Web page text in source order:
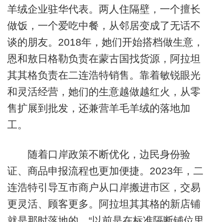
羊绒企业驻华代表。两人住隔壁，一个擅长
做饭，一个爱吃中餐，从邻居变成了无话不
谈的朋友。2018年，她们开始搭档做生意，
恩和敖日格勒负责在蒙古国找货源，阿拉坦
其其格负责在二连浩特销售。靠着敏锐眼光
和灵活经营，她们的生意越做越红火，从零
售扩展到批发，还兼营羊毛羊绒的落地加
工。
随着口岸政策不断优化，边民身份验
证、商品申报流程也更加便捷。2023年，二
连浩特引导互市商户从口岸搬进市区，交易
更灵活、顾客更多。阿拉坦其其格的新店铺